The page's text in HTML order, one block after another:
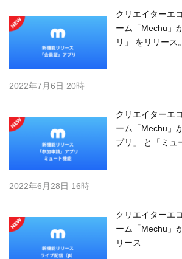
クリエイターエ
ーム「Mechu」
リ」 をリリース。
2022年7月6日 20時
クリエイターエ
ーム「Mechu」
プリ」 と「ミュ
2022年6月28日 16時
クリエイターエ
ーム「Mechu」
リース